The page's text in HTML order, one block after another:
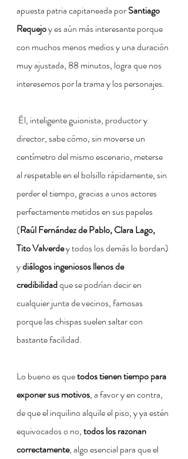
apuesta patria capitaneada por Santiago
Requejo y es aún más interesante porque
con muchos menos medios y una duración
muy ajustada, 88 minutos, logra que nos
interesemos por la trama y los personajes.
Él, inteligente guionista, productor y
director, sabe cómo, sin moverse un
centímetro del mismo escenario, meterse
al respetable en el bolsillo rápidamente, sin
perder el tiempo, gracias a unos actores
perfectamente metidos en sus papeles
(Raúl Fernández de Pablo, Clara Lago,
Tito Valverde y todos los demás lo bordan)
y diálogos ingeniosos llenos de
credibilidad que se podrían decir en
cualquier junta de vecinos, famosas
porque las chispas suelen saltar con
bastante facilidad.
Lo bueno es que todos tienen tiempo para
exponer sus motivos, a favor y en contra,
de que el inquilino alquile el piso, y ya estén
equivocados o no, todos los razonan
correctamente, algo esencial para que el